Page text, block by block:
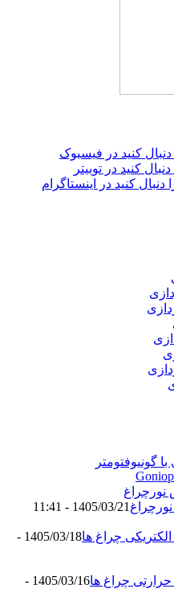
گونیوفتومتر
1405/03/21 - 11:41
چراغ ها
1405/03/18 -
چراغ ها
1405/03/16 -